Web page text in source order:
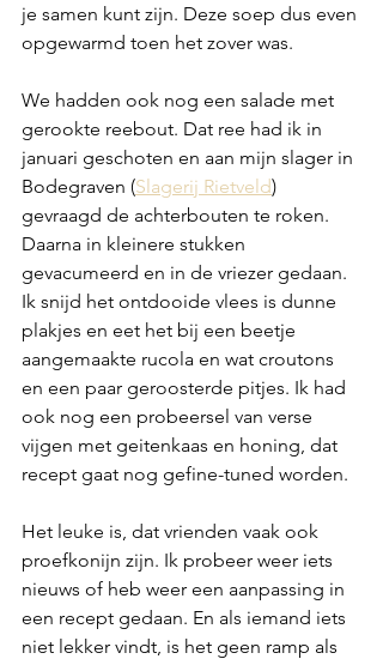
je samen kunt zijn. Deze soep dus even
opgewarmd toen het zover was.
We hadden ook nog een salade met
gerookte reebout. Dat ree had ik in
januari geschoten en aan mijn slager in
Bodegraven (Slagerij Rietveld)
gevraagd de achterbouten te roken.
Daarna in kleinere stukken
gevacumeerd en in de vriezer gedaan.
Ik snijd het ontdooide vlees is dunne
plakjes en eet het bij een beetje
aangemaakte rucola en wat croutons
en een paar geroosterde pitjes. Ik had
ook nog een probeersel van verse
vijgen met geitenkaas en honing, dat
recept gaat nog gefine-tuned worden.
Het leuke is, dat vrienden vaak ook
proefkonijn zijn. Ik probeer weer iets
nieuws of heb weer een aanpassing in
een recept gedaan. En als iemand iets
niet lekker vindt, is het geen ramp als